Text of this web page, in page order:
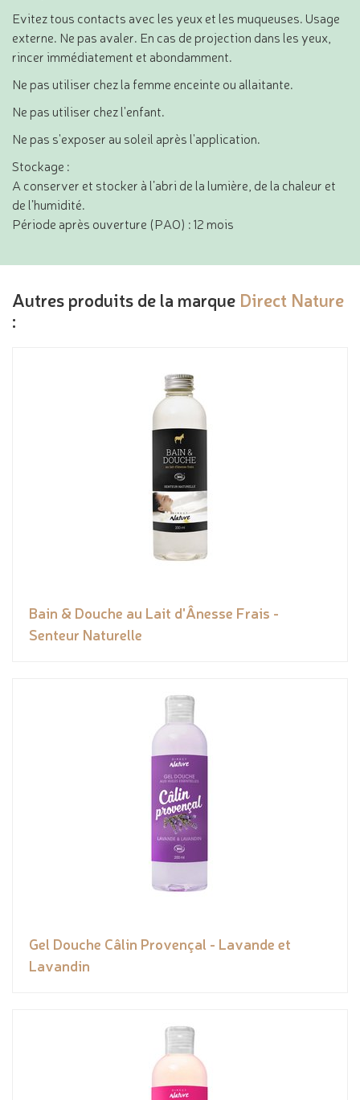
Evitez tous contacts avec les yeux et les muqueuses. Usage
externe. Ne pas avaler. En cas de projection dans les yeux,
rincer immédiatement et abondamment.
Ne pas utiliser chez la femme enceinte ou allaitante.
Ne pas utiliser chez l'enfant.
Ne pas s'exposer au soleil après l'application.
Stockage :
A conserver et stocker à l’abri de la lumière, de la chaleur et
de l’humidité.
Période après ouverture (PAO) : 12 mois
Autres produits de la marque Direct Nature
:
Bain & Douche au Lait d'Ânesse Frais -
Senteur Naturelle
Gel Douche Câlin Provençal - Lavande et
Lavandin